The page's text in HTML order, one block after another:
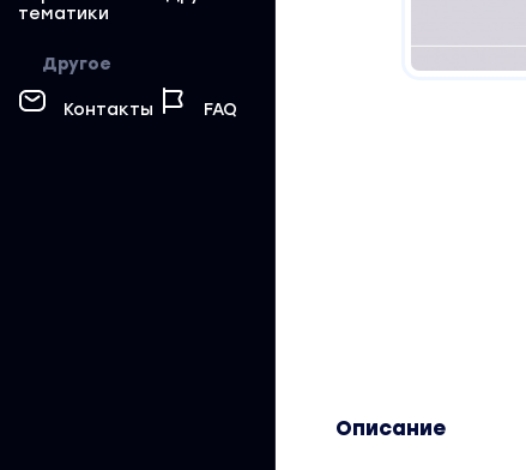
тематики
Другое
Контакты FAQ
Описание